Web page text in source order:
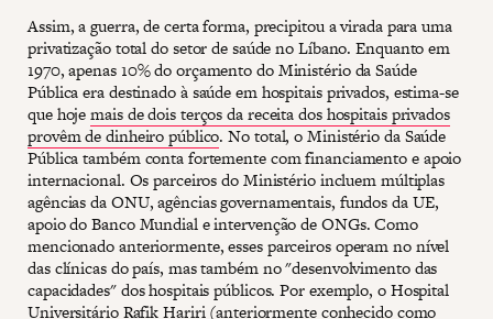
Assim, a guerra, de certa forma, precipitou a virada para uma
privatização total do setor de saúde no Líbano. Enquanto em
1970, apenas 10% do orçamento do Ministério da Saúde
Pública era destinado à saúde em hospitais privados, estima-se
que hojemais de dois terços da receita dos hospitais privados
provêm de dinheiro público. No total, o Ministério da Saúde
Pública também conta fortemente com financiamento e apoio
internacional. Os parceiros do Ministério incluem múltiplas
agências da ONU, agências governamentais, fundos da UE,
apoio do Banco Mundial e intervenção de ONGs. Como
mencionado anteriormente, esses parceiros operam no nível
das clínicas do país, mas também no "desenvolvimento das
capacidades" dos hospitais públicos. Por exemplo, o Hospital
Universitário Rafik Hariri (anteriormente conhecido como